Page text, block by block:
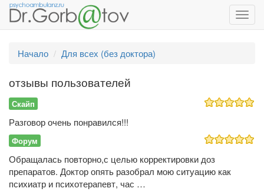
Начало
Для всех (без доктора)
отзывы пользователей
Скайп
Разговор очень понравился!!!
Форум
Обращалась повторно,с целью корректировки доз
препаратов. Доктор опять разобрал мою ситуацию как
психиатр и психотерапевт, час …